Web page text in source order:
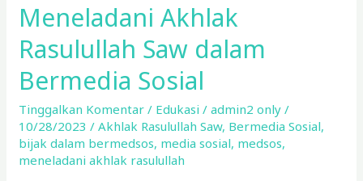
Meneladani Akhlak
Rasulullah Saw dalam
Bermedia Sosial
Tinggalkan Komentar / Edukasi /admin2 only/
10/28/2023/Akhlak Rasulullah Saw, Bermedia Sosial,
bijak dalam bermedsos, media sosial, medsos,
meneladani akhlak rasulullah
Meneladani
Akhlak
Rasulullah
Saw
dalam
Bermedia
Sosial